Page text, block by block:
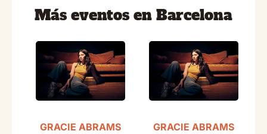
Más eventos en Barcelona
GRACIE ABRAMS GRACIE ABRAMS